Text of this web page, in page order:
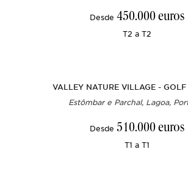
Desde 450.000 euros
T2 a T2
VALLEY NATURE VILLAGE - GOLF
Estômbar e Parchal, Lagoa,
Desde 510.000 euros
T1 a T1